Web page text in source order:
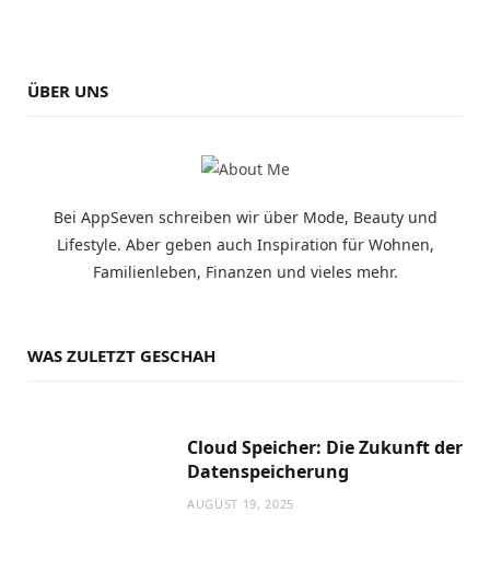
ÜBER UNS
Bei AppSeven schreiben wir über Mode, Beauty und
Lifestyle. Aber geben auch Inspiration für Wohnen,
Familienleben, Finanzen und vieles mehr.
WAS ZULETZT GESCHAH
Cloud Speicher: Die Zukunft der
Datenspeicherung
AUGUST 19, 2025